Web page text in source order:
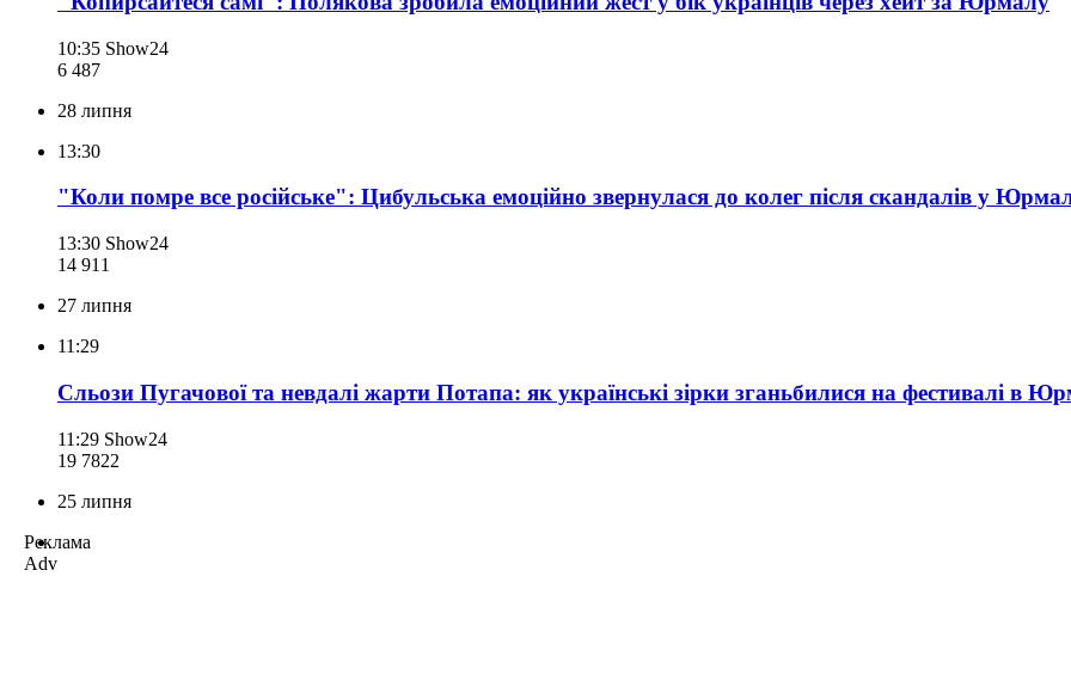
10:35 Show24
6 487
28 липня
13:30
"Коли помре все російське": Цибульська емоційно звернулася до колег після скандалів у
13:30 Show24
14 911
27 липня
11:29
Сльози Пугачової та невдалі жарти Потапа: як українські зірки зганьбилися на фестивалі в
11:29 Show24
19 7822
25 липня
Реклама
Adv